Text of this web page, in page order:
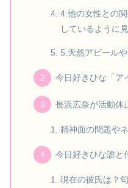
4.他の女性との
しているように見
5.天然アピール
今日好きひな「ア
長浜広奈が活動休
精神面の問題や
今日好きひな誰と
現在の彼氏は？